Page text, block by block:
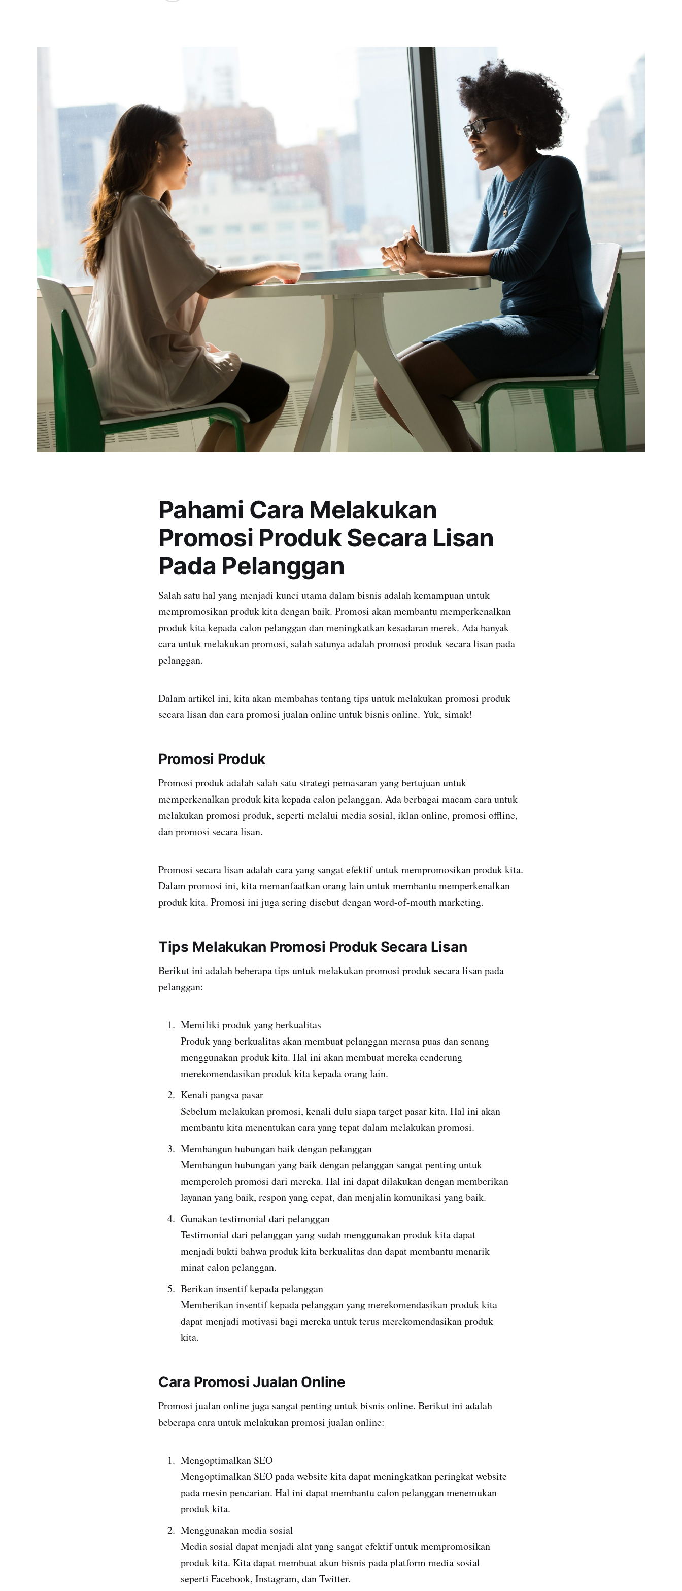
Pahami Cara Melakukan
Promosi Produk Secara Lisan
Pada Pelanggan
Salah satu hal yang menjadi kunci utama dalam bisnis adalah kemampuan untuk
mempromosikan produk kita dengan baik. Promosi akan membantu memperkenalkan
produk kita kepada calon pelanggan dan meningkatkan kesadaran merek. Ada banyak
cara untuk melakukan promosi, salah satunya adalah promosi produk secara lisan pada
pelanggan.
Dalam artikel ini, kita akan membahas tentang tips untuk melakukan promosi produk
secara lisan dan cara promosi jualan online untuk bisnis online. Yuk, simak!
Promosi Produk
Promosi produk adalah salah satu strategi pemasaran yang bertujuan untuk
memperkenalkan produk kita kepada calon pelanggan. Ada berbagai macam cara untuk
melakukan promosi produk, seperti melalui media sosial, iklan online, promosi offline,
dan promosi secara lisan.
Promosi secara lisan adalah cara yang sangat efektif untuk mempromosikan produk kita.
Dalam promosi ini, kita memanfaatkan orang lain untuk membantu memperkenalkan
produk kita. Promosi ini juga sering disebut dengan word-of-mouth marketing.
Tips Melakukan Promosi Produk Secara Lisan
Berikut ini adalah beberapa tips untuk melakukan promosi produk secara lisan pada
pelanggan:
Memiliki produk yang berkualitas
Produk yang berkualitas akan membuat pelanggan merasa puas dan senang
menggunakan produk kita. Hal ini akan membuat mereka cenderung
merekomendasikan produk kita kepada orang lain.
Kenali pangsa pasar
Sebelum melakukan promosi, kenali dulu siapa target pasar kita. Hal ini akan
membantu kita menentukan cara yang tepat dalam melakukan promosi.
Membangun hubungan baik dengan pelanggan
Membangun hubungan yang baik dengan pelanggan sangat penting untuk
memperoleh promosi dari mereka. Hal ini dapat dilakukan dengan memberikan
layanan yang baik, respon yang cepat, dan menjalin komunikasi yang baik.
Gunakan testimonial dari pelanggan
Testimonial dari pelanggan yang sudah menggunakan produk kita dapat
menjadi bukti bahwa produk kita berkualitas dan dapat membantu menarik
minat calon pelanggan.
Berikan insentif kepada pelanggan
Memberikan insentif kepada pelanggan yang merekomendasikan produk kita
dapat menjadi motivasi bagi mereka untuk terus merekomendasikan produk
kita.
Cara Promosi Jualan Online
Promosi jualan online juga sangat penting untuk bisnis online. Berikut ini adalah
beberapa cara untuk melakukan promosi jualan online:
Mengoptimalkan SEO
Mengoptimalkan SEO pada website kita dapat meningkatkan peringkat website
pada mesin pencarian. Hal ini dapat membantu calon pelanggan menemukan
produk kita.
Menggunakan media sosial
Media sosial dapat menjadi alat yang sangat efektif untuk mempromosikan
produk kita. Kita dapat membuat akun bisnis pada platform media sosial
seperti Facebook, Instagram, dan Twitter.